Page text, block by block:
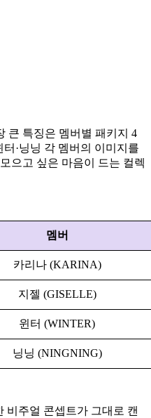
큰 특징은 멤버별 패키지 4
터·닝닝 각 멤버의 이미지를
으고 싶은 마음이 드는 컬렉
멤버
카리나 (KARINA)
지젤 (GISELLE)
윈터 (WINTER)
닝닝 (NINGNING)
비주얼 콘셉트가 그대로 캔